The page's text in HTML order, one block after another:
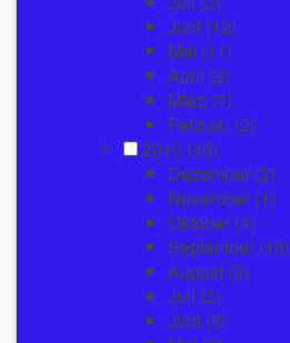
Juni (12)
Mai (11)
April (2)
März (1)
Februar (2)
2013 (49)
Dezember (2)
November (1)
Oktober (4)
September (10)
August (9)
Juli (3)
Juni (6)